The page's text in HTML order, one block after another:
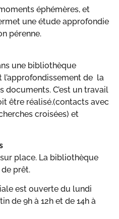
éphémères, et
une étude approfondie
pérenne.
une bibliothèque
l’approfondissement de la
documents. C’est un travail
être réalisé.(contacts avec
croisées) et
place. La bibliothèque
de prêt.
est ouverte du lundi
de 9h à 12h et de 14h à